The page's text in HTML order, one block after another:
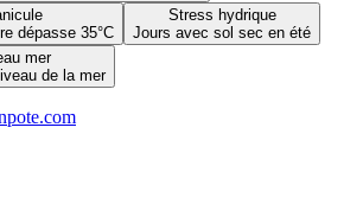
dépasse 35°C
Stress hydrique
Jours avec sol sec en été
mer
de la mer